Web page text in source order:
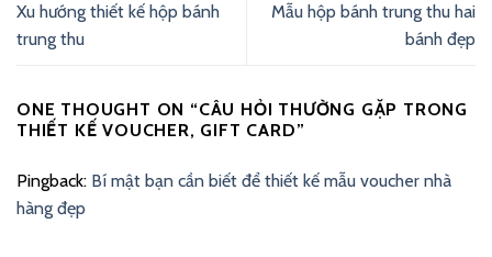
Xu hướng thiết kế hộp bánh
trung thu
Mẫu hộp bánh trung thu hai
bánh đẹp
ONE THOUGHT ON “CÂU HỎI THƯỜNG GẶP TRONG
THIẾT KẾ VOUCHER, GIFT CARD”
Pingback: Bí mật bạn cần biết để thiết kế mẫu voucher nhà
hàng đẹp